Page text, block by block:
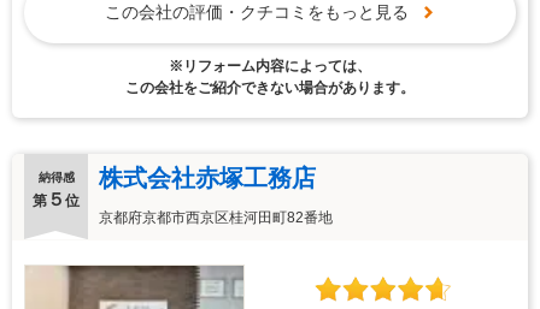
この会社の評価・クチコミをもっと見る
※リフォーム内容によっては、
この会社をご紹介できない場合があります。
納得感
第 ５ 位
株式会社赤塚工務店
京都府京都市西京区桂河田町82番地